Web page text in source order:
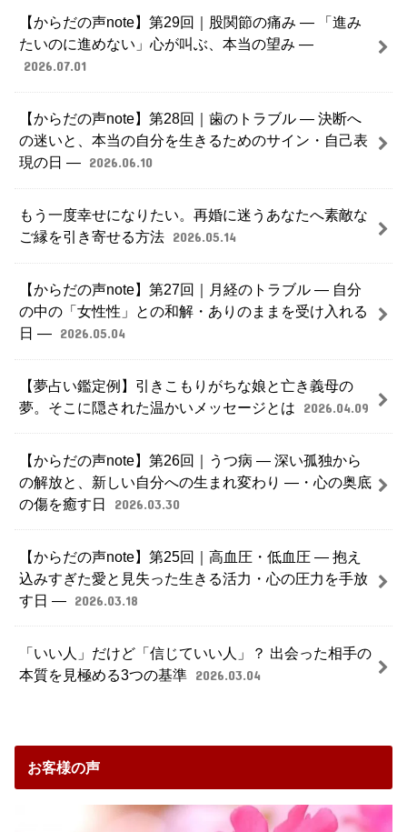
【からだの声note】第29回｜股関節の痛み ― 「進み
たいのに進めない」心が叫ぶ、本当の望み ―
2026.07.01
【からだの声note】第28回｜歯のトラブル ― 決断へ
の迷いと、本当の自分を生きるためのサイン・自己表
現の日 ― 2026.06.10
もう一度幸せになりたい。再婚に迷うあなたへ素敵な
ご縁を引き寄せる方法 2026.05.14
【からだの声note】第27回｜月経のトラブル ― 自分
の中の「女性性」との和解・ありのままを受け入れる
日 ― 2026.05.04
【夢占い鑑定例】引きこもりがちな娘と亡き義母の
夢。そこに隠された温かいメッセージとは
2026.04.09
【からだの声note】第26回｜うつ病 ― 深い孤独から
の解放と、新しい自分への生まれ変わり ―・心の奥底
の傷を癒す日
2026.03.30
【からだの声note】第25回｜高血圧・低血圧 ― 抱え
込みすぎた愛と見失った生きる活力・心の圧力を手放
す日 ― 2026.03.18
「いい人」だけど「信じていい人」？ 出会った相手の
本質を見極める3つの基準 2026.03.04
お客様の声